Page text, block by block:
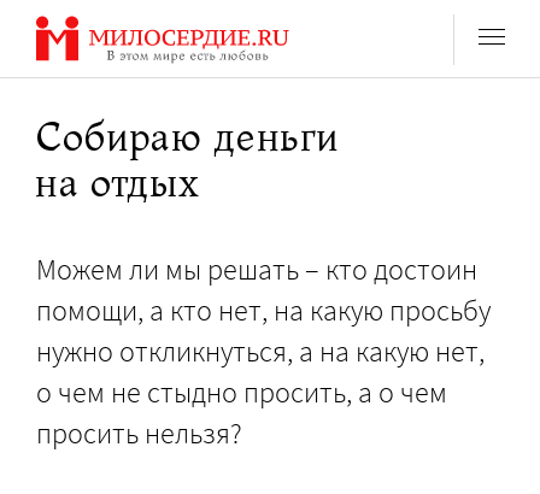
Перейти
содержанию
Собираю деньги
на отдых
Можем ли мы решать – кто достоин
помощи, а кто нет, на какую просьбу
нужно откликнуться, а на какую нет,
о чем не стыдно просить, а о чем
просить нельзя?